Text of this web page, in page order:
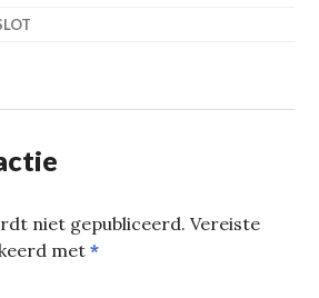
niet gepubliceerd. Vereiste
met*